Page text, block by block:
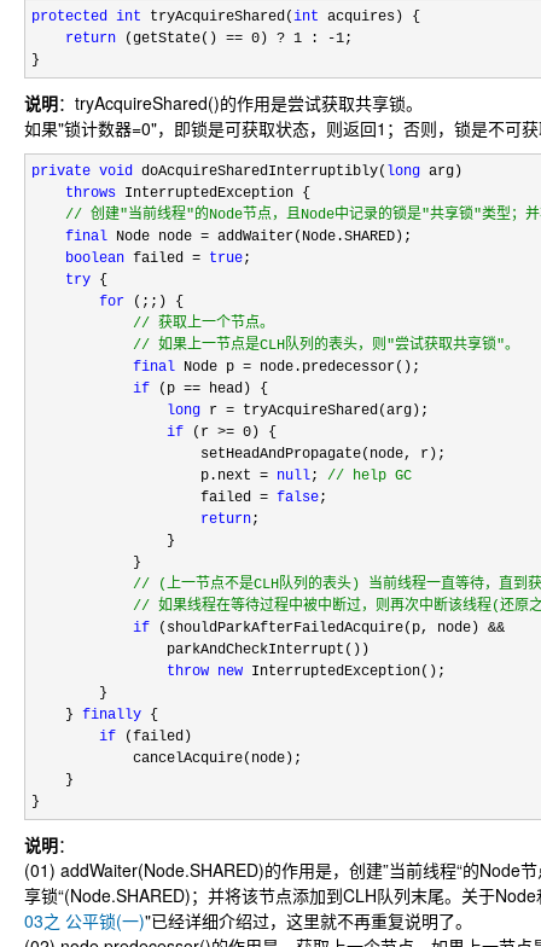
protected int tryAcquireShared(int acquires) {
return (getState() == 0) ? 1 : -1;
}
说明：tryAcquireShared()的作用是尝试获取共享锁。
如果"锁计数器=0"，即锁是可获取状态，则返回1；否则，锁是不可
private void doAcquireSharedInterruptibly( long arg)
throws InterruptedException {
// 创建"当前线程"的Node节点，且Node中记录的锁是"共享锁"类型；并
final Node node = addWaiter(Node.SHARED);
boolean failed = true;
try {
for (;;) {
// 获取上一个节点。
// 如果上一节点是CLH队列的表头，则"尝试获取共享锁"。
final Node p = node.predecessor();
if (p == head) {
long r = tryAcquireShared(arg);
if (r >= 0 ) {
                    setHeadAndPropagate(node, r);
                    p.next
= null; // help GC
                    failed =
false;
return;
                }
            }
// (上一节点不是CLH队列的表头) 当前线程一直等待，直到
// 如果线程在等待过程中被中断过，则再次中断该线程(还原
if (shouldParkAfterFailedAcquire(p, node) &&
                parkAndCheckInterrupt())
throw new InterruptedException();
        }
    }
finally {
if (failed)
            cancelAcquire(node);
    }
}
说明：
(01) addWaiter(Node.SHARED)的作用是，创建”当前线程“的Node
享锁“(Node.SHARED)；并将该节点添加到CLH队列末尾。关于
03之 公平锁(一)"已经详细介绍过，这里就不再重复说明了。